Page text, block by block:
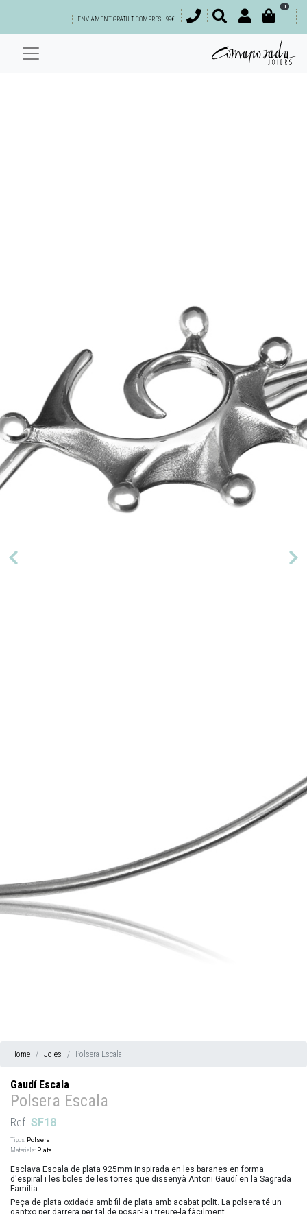
ENVIAMENT GRATUÏT COMPRES +99€
0
Home Joies Polsera Escala
Gaudí Escala
Polsera Escala
Ref. SF18
Tipus: Polsera
Materials: Plata
Esclava Escala de plata 925mm inspirada en les baranes en forma
d'espiral i les boles de les torres que dissenyà Antoni Gaudí en la Sagrada
Família.
Peça de plata oxidada amb fil de plata amb acabat polit. La polsera té un
gantxo per darrera per tal de posar-la i treure-la fàcilment.